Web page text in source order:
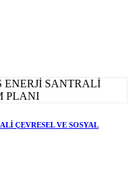
ÇEVRESEL VE SOSYAL